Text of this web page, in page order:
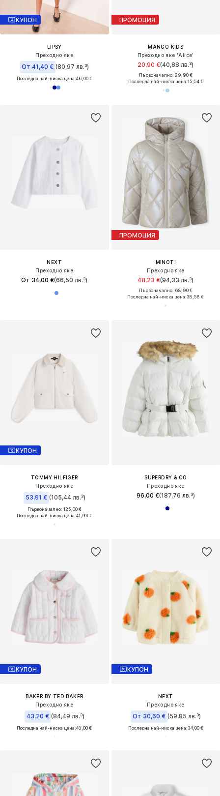
КУПОН
LIPSY
Преходно яке
От 41,40 € (80,97 лв.³)
Последна най-ниска цена:46,00 €
ПРОМОЦИЯ
MANGO KIDS
Преходно яке 'Alice'
20,90 €(40,88 лв.³)
Първоначално: 29,90 €
Последна най-ниска цена:15,54 €
NEXT
Преходно яке
От 34,00 €(66,50 лв.³)
ПРОМОЦИЯ
MINOTI
Преходно яке
48,23 €(94,33 лв.³)
Първоначално: 68,90 €
Последна най-ниска цена:38,58 €
КУПОН
TOMMY HILFIGER
Преходно яке
53,91 € (105,44 лв.³)
Първоначално: 125,00 €
Последна най-ниска цена:41,93 €
SUPERDRY & CO
Преходно яке
96,00 €(187,76 лв.³)
КУПОН
BAKER BY TED BAKER
Преходно яке
43,20 € (84,49 лв.³)
Последна най-ниска цена:48,00 €
КУПОН
NEXT
Преходно яке
От 30,60 € (59,85 лв.³)
Последна най-ниска цена:34,00 €